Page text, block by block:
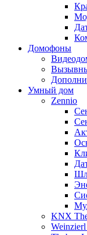
Домофоны
Умный дом
Zennio
KNX